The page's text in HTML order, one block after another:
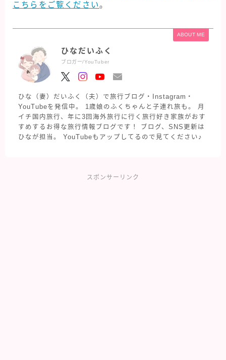
こちらをご覧ください。
ABOUT ME
ひなだいふく
ブロガー/YouTuber
ひな（妻）だいふく（夫）で旅行ブログ・Instagram・
YouTubeを発信中。 1歳娘のふくちゃんと子連れ旅も。 月
イチ国内旅行、年に3回海外旅行に行く旅行好き家族がおす
すめするお得な旅行情報ブログです！ ブログ、SNS更新は
ひなが担当。 YouTubeもアップしてるので見てください♪
スポンサーリンク